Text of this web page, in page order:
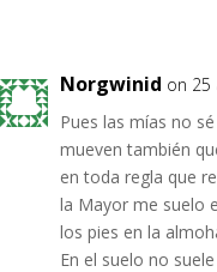
Norgwinid on 25
Pues las mías no
mueven también
en toda regla que
la Mayor me suelo
los pies en la
En el suelo no